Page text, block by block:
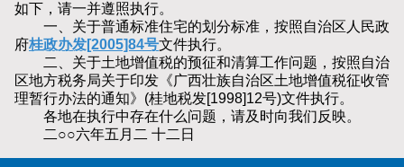
如下，请一并遵照执行。
一、关于普通标准住宅的划分标准，按照自治区人民政
府桂政办发[2005]84号文件执行。
二、关于土地增值税的预征和清算工作问题，按照自治
区地方税务局关于印发《广西壮族自治区土地增值税征收管
理暂行办法的通知》(桂地税发[1998]12号)文件执行。
各地在执行中存在什么问题，请及时向我们反映。
二○○六年五月二 十二日